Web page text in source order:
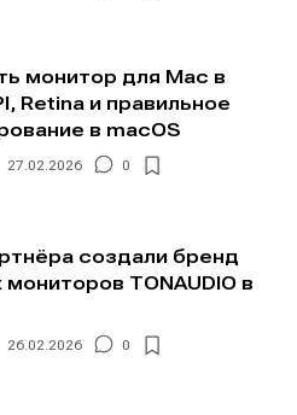
монитор для Mac в
Retina и правильное
в macOS
27.02.2026 0
создали бренд
TONAUDIO в
26.02.2026 0